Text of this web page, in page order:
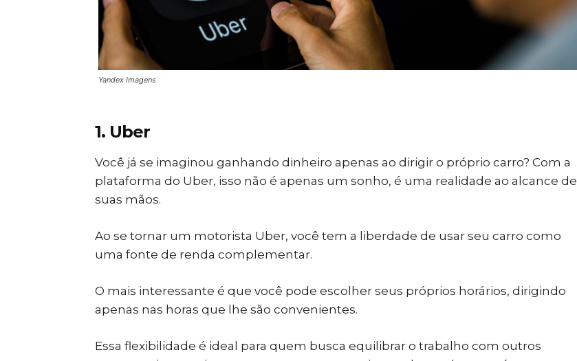
Yandex Imagens
1. Uber
Você já se imaginou ganhando dinheiro apenas ao dirigir o próprio carro? Com a
plataforma do Uber, isso não é apenas um sonho, é uma realidade ao alcance de
suas mãos.
Ao se tornar um motorista Uber, você tem a liberdade de usar seu carro como
uma fonte de renda complementar.
O mais interessante é que você pode escolher seus próprios horários, dirigindo
apenas nas horas que lhe são convenientes.
Essa flexibilidade é ideal para quem busca equilibrar o trabalho com outros